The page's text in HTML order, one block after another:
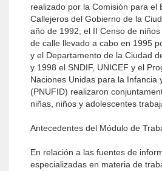
realizado por la Comisión para el
Callejeros del Gobierno de la
año de 1992; el II Censo de
de calle llevado a cabo en 1995
y el Departamento de la Ciudad
y 1998 el SNDIF, UNICEF y el
Naciones Unidas para la Infancia
(PNUFID) realizaron
niñas, niños y adolescentes
Antecedentes del Módulo de
En relación a las fuentes de
especializadas en materia de